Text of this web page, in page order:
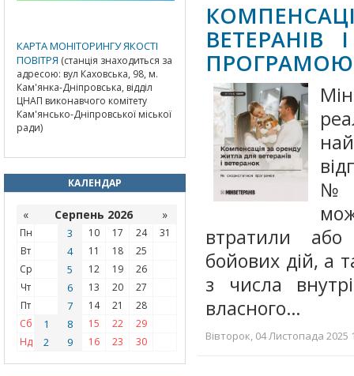
КАРТА МОНІТОРИНГУ ЯКОСТІ
ПОВІТРЯ (станція знаходиться за
адресою: вул Каховська, 98, м.
Кам'янка-Дніпровська, відділ
ЦНАП виконавчого комітету
Кам'янсько-Дніпровської міської
ради)
КАЛЕНДАР
« Серпень 2026 »
Пн 3 10 17 24
31
Вт
4 11 18
25
Ср
5 12 19
26
Чт
6 13 20
27
Пт
7 14 21
28
Сб
1 8 15 22
29
Нд
2 9 16 23 30
ВЕТЕРАНІВ
ПРОГРАМОЮ
втратили
бойових дій, а
з числа
власного…
Вівторок, 04 Листопада 2025